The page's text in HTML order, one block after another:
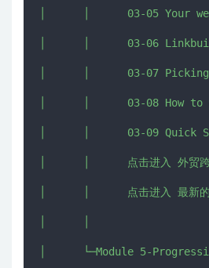
│      │      03-05 Your
│      │      03-06
│      │      03-07
│      │      03-08 How to
│      │      03-09 Quick
│      │      点击进入 外贸跨
│      │      点击进入 最新的
│      └─Module 5-